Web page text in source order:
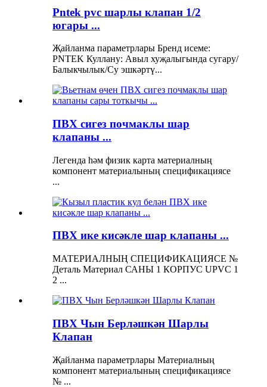
Pntek pvc шарлы клапан 1/2
югары ...
Җайланма параметрлары Бренд исеме:
PNTEK Куллану: Авыл хуҗалыгында сугару/
Балыкчылык/Су эшкәртү...
ПВХ сигез почмаклы шар
клапаны ...
Легенда һәм физик карта материалның
компонент материалының спецификациясе
...
ПВХ ике кисәкле шар клапаны ...
МАТЕРИАЛНЫҢ СПЕЦИФИКАЦИЯСЕ №
Деталь Материал САНЫ 1 КОРПУС UPVC 1
2 ...
ПВХ Чын Берләшкән Шарлы
Клапан
Җайланма параметрлары Материалның
компонент материалының спецификациясе
№ ...